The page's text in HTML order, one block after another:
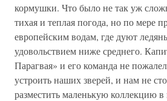
кормушки. Что было не так уж
тихая и теплая погода, но по мере
европейским водам, где дуют
удовольствием ниже среднего.
Парагвая» и его команда не
устроить наших зверей, и нам не
разместить маленькую коллекцию